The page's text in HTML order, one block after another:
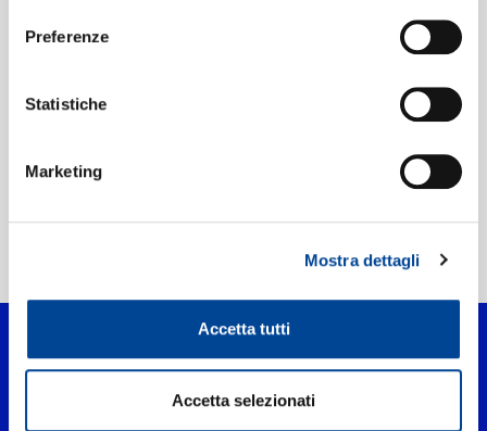
Preferenze
Statistiche
Marketing
Mostra dettagli
Accetta tutti
Accetta selezionati
Chi Vuole Essere Milionario?